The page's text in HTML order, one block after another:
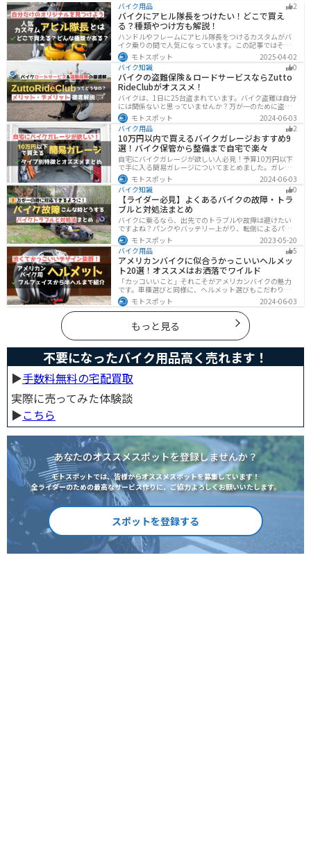
バイク用品 2
バイクにアヒル隊長をつけたい！どこで買え
る？種類やつけ方も解説！
ハンドルやフレームにアヒル隊長をつけるカスタムがバ
イク乗りの間で人気になっています。この記事ではそん
なアヒル隊長について、どこで買えるのかどんな種類が
あるのか、バイクに付ける際の注意点などまとめまし
た。アヒル隊長でオリジナルカスタムをしたい人は参考
にしてください。
モトスポット
2025-04-02
バイク知識
0
バイクの盗難保険＆ロードサービスならZutto
RideClubがオススメ！
バイクは、1日に25台盗まれています。バイク盗難は自分
には関係ないと思っていませんか？万が一のために盗難
保険を検討しておきましょう。この記事ではオススメの
バイク盗難保険「ZuttoRideClub」について解説します。
ロードサービスや会員限定特典などもあるので、お得な
バイク盗難保険を探している人に最適です。
モトスポット
2024-06-03
バイク用品
2
10万円以内で買えるバイクガレージおすすめ9
選！バイク保管から整備まで自宅で楽々
自宅にバイクガレージが欲しい人必見！予算10万円以下
で手に入る簡易ガレージについてまとめました。ガレー
ジの種類やメリットデメリットからオススメ商品まで徹
底解説しますので、自宅にセキュリティの高いバイク保
管庫や整備場所が欲しい方は参考にしてください。
モトスポット
2024-06-03
バイク知識
0
【ライダー必見】よくあるバイクの故障・トラ
ブルと対処法まとめ
バイクに乗るなら、出先でのトラブルや故障は避けたい
ですよね？パンクやバッテリー上がり、転倒によるパー
ツの破損、鍵紛失などよくあるトラブルと対処法を徹底
的にまとめました！実際に遭遇しなくても対処法を知
り、事前に準備しておくようにしましょう。
モトスポット
2023-05-20
バイク用品
5
アメリカンバイクに似合うかっこいいヘルメッ
ト20選！オススメはお洒落でワイルド
「カッコいいこと」それこそがアメリカンバイクの魅力
です。車種選びと同様に、ヘルメット選びもこだわりた
いところですよね。アメリカンバイクの魅力をもっと引
き立ててくれるオススメのヘルメットを紹介します。
モトスポット 2024-06-03
もっと見る
不要になったバイク用品高く売れます！
▶︎手数料無料の宅配買取
実際に売ってみた体験談
▶︎こちら
あなたのオススメスポットを登録しませんか？
モトスポットでは、皆様からオススメスポットを募集しています！
全ライダーのための最高なサービス作りに、ご協力よろしくお願いいたします。
スポットを登録する